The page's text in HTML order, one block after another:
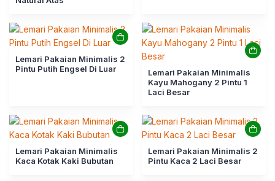
Lemari Pakaian Minimalis 2
Pintu Putih Engsel Di Luar
Lemari Pakaian Minimalis
Kayu Mahogany 2 Pintu 1
Laci Besar
Lemari Pakaian Minimalis
Kaca Kotak Kaki Bubutan
Lemari Pakaian Minimalis 2
Pintu Kaca 2 Laci Besar